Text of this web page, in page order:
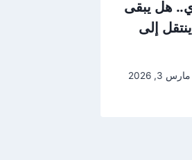
هل يبقى
إلى
مارس 3, 2026